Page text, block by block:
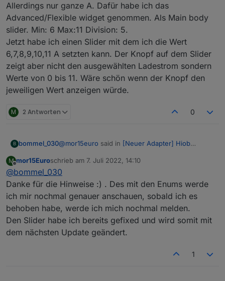
Grüße,
Moritz
Allerdings nur ganze A. Dafür habe ich das
Advanced/Flexible widget genommen. Als Main body
slider. Min: 6 Max:11 Division: 5.
Jetzt habe ich einen Slider mit dem ich die Wert
6,7,8,9,10,11 A setzten kann. Der Knopf auf dem Slider
zeigt aber nicht den ausgewählten Ladestrom sondern
Werte von 0 bis 11. Wäre schön wenn der Knopf den
jeweiligen Wert anzeigen würde.
M 2 Antworten 0
B bommel_030@mor15euro said in [Neuer Adapter] Hiob
Ok, also wenn ich es jz richtig
Verstanden haben funktioniert es nur
mit aliasen noch nicht?
Ja ist auch noch geplant
Kurzes Update zum Thema 1. Alias funktioniert
grundsätzlich auch. Sobald ich aber einen Alias in
die Aufzählung bringe der für read und write
unterschiedliche Datenpunkte nutzt geht nichts
mehr. (Konstellation MQTT/Wallbox).
Dann hab ich noch einen Änderungswunsch, ich
kann den Ladestrom meiner Wallbox von 6-11 A
regeln. Allerdings nur ganze A. Dafür habe ich
das Advanced/Flexible widget genommen. Als
Jetzt habe ich einen Slider mit dem ich die Wert
M
Offline
mor15Euroschrieb am 7. Juli 2022, 14:10
zuletzt editiert von
@bommel_030
Danke für die Hinweise :) . Des mit den Enums werde
ich mir nochmal genauer anschauen, sobald ich es
behoben habe, werde ich mich nochmal melden.
Den Slider habe ich bereits gefixed und wird somit mit
dem nächsten Update geändert.
1